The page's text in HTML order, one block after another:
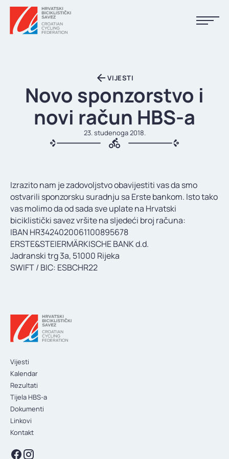
KALENDAR
REZULTATI
DOKUMENTI
LINKOVI
KONTAKT
VIJESTI
Novo sponzorstvo i
novi račun HBS-a
23. studenoga 2018.
Izrazito nam je zadovoljstvo obavijestiti vas da smo
ostvarili sponzorsku suradnju sa Erste bankom. Isto tako
vas molimo da od sada sve uplate na Hrvatski
biciklistički savez vršite na sljedeći broj računa:
IBAN HR3424020061100895678
ERSTE&STEIERMÄRKISCHE BANK d.d.
Jadranski trg 3a, 51000 Rijeka
SWIFT / BIC: ESBCHR22
Vijesti
Kalendar
Rezultati
Tijela HBS-a
Dokumenti
Linkovi
Kontakt